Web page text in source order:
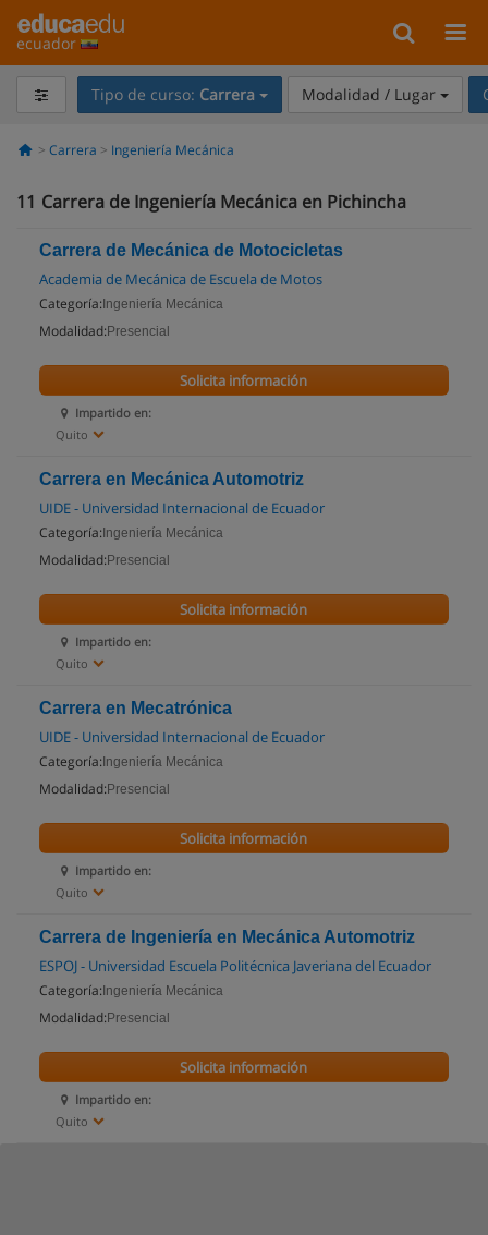
ecuador
Tipo de curso: Carrera Modalidad / Lugar
Carrera Ingeniería Mecánica
11 Carrera de Ingeniería Mecánica en Pichincha
Carrera de Mecánica de Motocicletas
Academia de Mecánica de Escuela de Motos
Categoría: Ingeniería Mecánica
Modalidad: Presencial
Impartido en:
Quito
Solicita información
Carrera en Mecánica Automotriz
UIDE - Universidad Internacional de Ecuador
Categoría: Ingeniería Mecánica
Modalidad: Presencial
Impartido en:
Quito
Solicita información
Carrera en Mecatrónica
UIDE - Universidad Internacional de Ecuador
Categoría: Ingeniería Mecánica
Modalidad: Presencial
Impartido en:
Quito
Solicita información
Carrera de Ingeniería en Mecánica Automotriz
ESPOJ - Universidad Escuela Politécnica Javeriana del Ecuador
Categoría: Ingeniería Mecánica
Modalidad: Presencial
Impartido en:
Quito
Solicita información